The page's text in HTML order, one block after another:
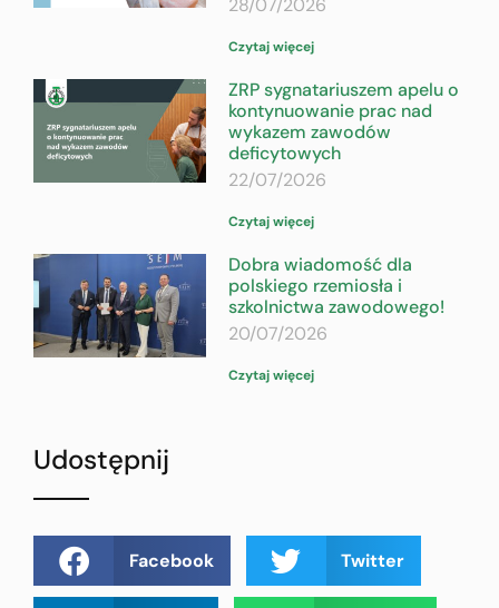
28/07/2026
Czytaj więcej
ZRP sygnatariuszem apelu o
kontynuowanie prac nad
wykazem zawodów
deficytowych
22/07/2026
Czytaj więcej
Dobra wiadomość dla
polskiego rzemiosła i
szkolnictwa zawodowego!
20/07/2026
Czytaj więcej
Udostępnij
Facebook Twitter